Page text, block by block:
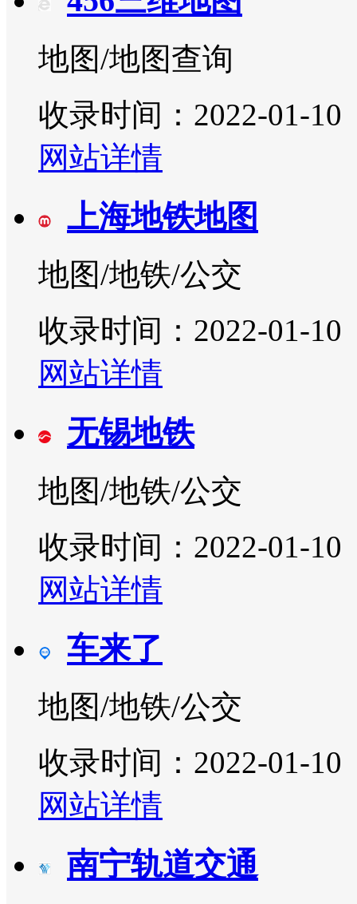
地图/地图查询
收录时间：2022-01-10
网站详情
上海地铁地图
地图/地铁/公交
收录时间：2022-01-10
网站详情
无锡地铁
地图/地铁/公交
收录时间：2022-01-10
网站详情
车来了
地图/地铁/公交
收录时间：2022-01-10
网站详情
南宁轨道交通